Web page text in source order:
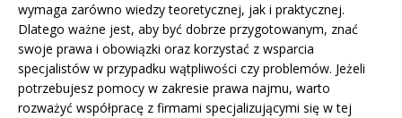
wymaga zarówno wiedzy teoretycznej, jak i praktycznej.
Dlatego ważne jest, aby być dobrze przygotowanym, znać
swoje prawa i obowiązki oraz korzystać z wsparcia
specjalistów w przypadku wątpliwości czy problemów. Jeżeli
potrzebujesz pomocy w zakresie prawa najmu, warto
rozważyć współpracę z firmami specjalizującymi się w tej